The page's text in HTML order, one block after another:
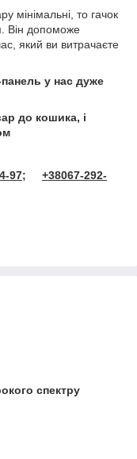
мінімальні, то гачок
Він допоможе
який ви витрачаєте
у нас дуже
до кошика, і
97;
+38067-292-
спектру